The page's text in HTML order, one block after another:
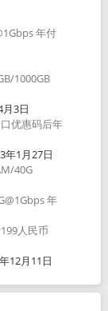
年付
1000GB
3日
优惠码后年
年1月27日
40G
年
人民币
12月11日